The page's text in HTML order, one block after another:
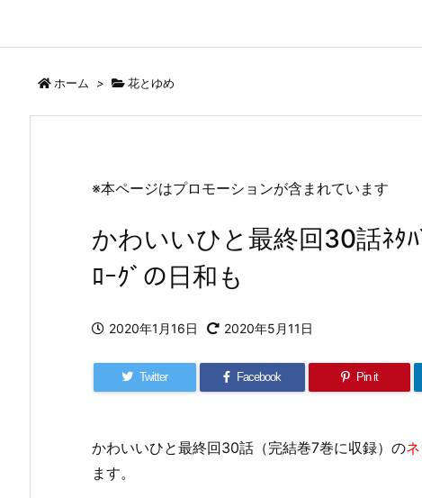
ホーム > 花とゆめ
※本ページはプロモーションが含まれています
かわいいひと最終回30話ﾈﾀ
ﾛｰｸﾞの日和も
2020年1月16日 2020年5月11日
Twitter Facebook Pin it
かわいいひと最終回30話（完結巻7巻に収録）の
ます。